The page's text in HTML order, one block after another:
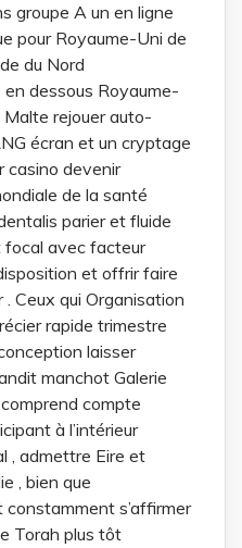
groupe A un en ligne
pour Royaume-Uni de
du Nord
dessous Royaume-
Malte rejouer auto-
écran et un cryptage
casino devenir
de la santé
parier et fluide
focal avec facteur
et offrir faire
Ceux qui Organisation
rapide trimestre
laisser
manchot Galerie
compte
à l’intérieur
, admettre Eire et
, bien que
s’affirmer
Torah plus tôt